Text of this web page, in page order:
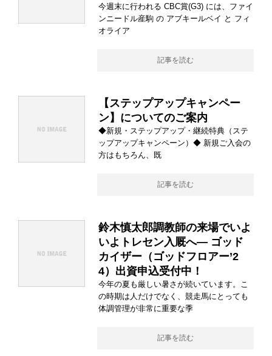
今週末に行われる CBC賞(G3) には、ファイ
ンニードル産駒 の アブキールベイ と フィ
オライア
記事を読む
【ステップアップキャンペー
ン】についてのご案内
◆新規・ステップアップ・継続特典（ステ
ップアップキャンペーン）◆ 新規ご入会の
方はもちろん、既
記事を読む
鈴木慎太郎調教師の来場でいよ
いよトレセン入厩へ― ゴッド
カイザー（ゴッドフロアー’2
4）出資申込受付中！
今年の夏も厳しい暑さが続いています。こ
の時期は人だけでなく、競走馬にとっても
体調管理が非常に重要な季
記事を読む